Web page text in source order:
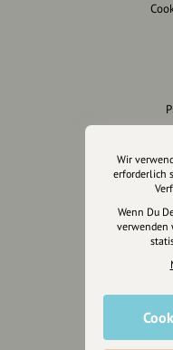
Wir
Wir
erforderlich
Wenn Du
verwenden